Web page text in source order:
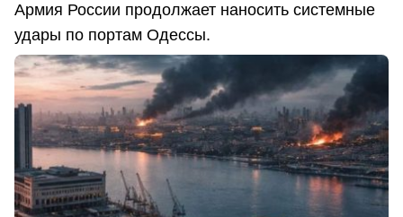
Армия России продолжает наносить системные
удары по портам Одессы.